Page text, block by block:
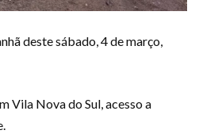
deste sábado, 4 de março,
Vila Nova do Sul, acesso a